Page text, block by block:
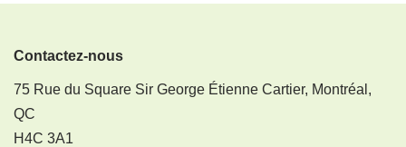
Contactez-nous
75 Rue du Square Sir George Étienne Cartier, Montréal,
QC
H4C 3A1